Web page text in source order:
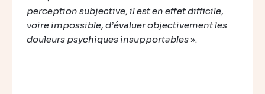
perception subjective, il est en effet difficile,
voire impossible, d’évaluer objectivement les
douleurs psychiques insupportables ».